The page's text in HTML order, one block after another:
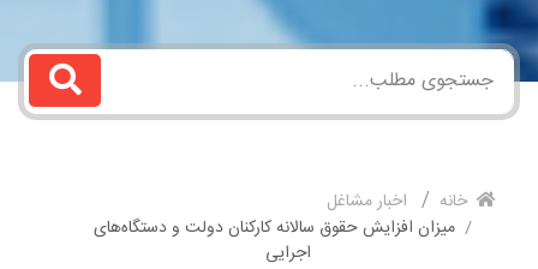
خانه
اخبار مشاغل
میزان افزایش حقوق سالانه کارکنان دولت و دستگاه‌های
اجرایی